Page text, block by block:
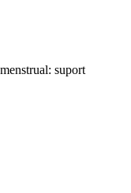
suport